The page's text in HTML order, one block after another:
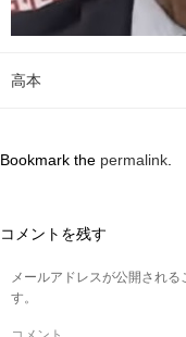
高本
Bookmark the permalink
コメントを残す
メールアドレスが公開され
す。